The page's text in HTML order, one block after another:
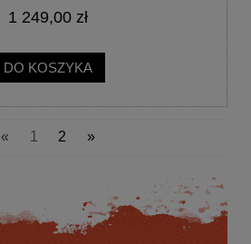
1 249,00 zł
DO KOSZYKA
« 1 2 »